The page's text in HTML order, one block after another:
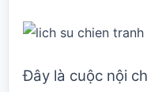
Đây là cuộc nội